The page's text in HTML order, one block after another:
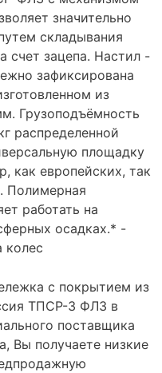
значительно
складывания
счет зацепа. Настил -
зафиксирована
из
Грузоподъёмность
распределенной
площадку
как европейских, так
Полимерная
работать на
осадках.* -
колес
с покрытием из
ТПСР-3 ФЛЗ в
поставщика
Вы получаете низкие